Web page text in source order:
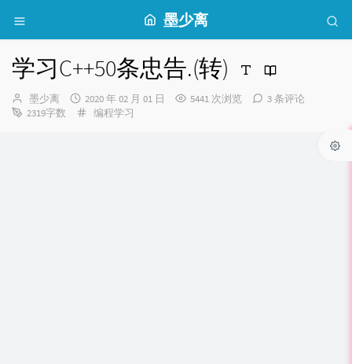
墨少离
学习C++50条忠告.(转)
博
主：
墨少离
发
布
2020 年 02 月 01 日 5441 次浏览
3 条评论
2319字数
分
编程学习